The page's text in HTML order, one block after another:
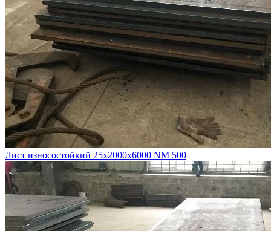
Лист износостойкий 25х2000х6000 NM 500